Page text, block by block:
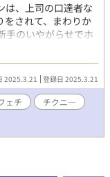
は、上司の口達者な
をされて、まわりか
手のいやがらせでホ
した聖夜と出会
ているスーツをいや
リーマンもののBL小
社会不適合者だと
みになります。 各
詳細を知れるブロ
2025.3.21 登録日 2025.3.21
ェチ
チクニ―